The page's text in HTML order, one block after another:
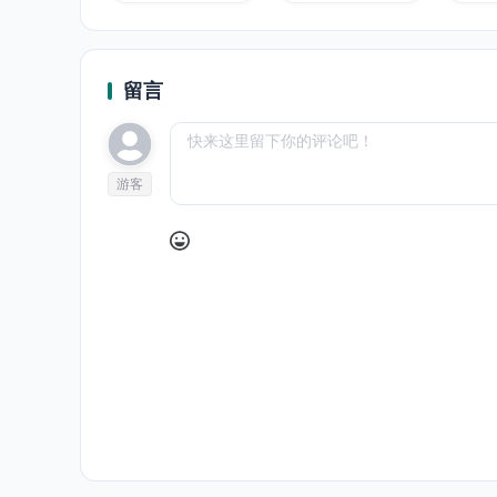
留言
游客